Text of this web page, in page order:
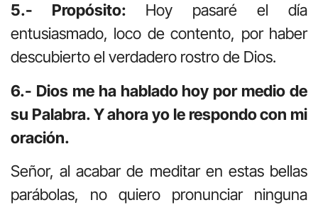
5.- Propósito: Hoy pasaré el día
entusiasmado, loco de contento, por haber
descubierto el verdadero rostro de Dios.
6.- Dios me ha hablado hoy por medio de
su Palabra. Y ahora yo le respondo con mi
oración.
Señor, al acabar de meditar en estas bellas
parábolas, no quiero pronunciar ninguna